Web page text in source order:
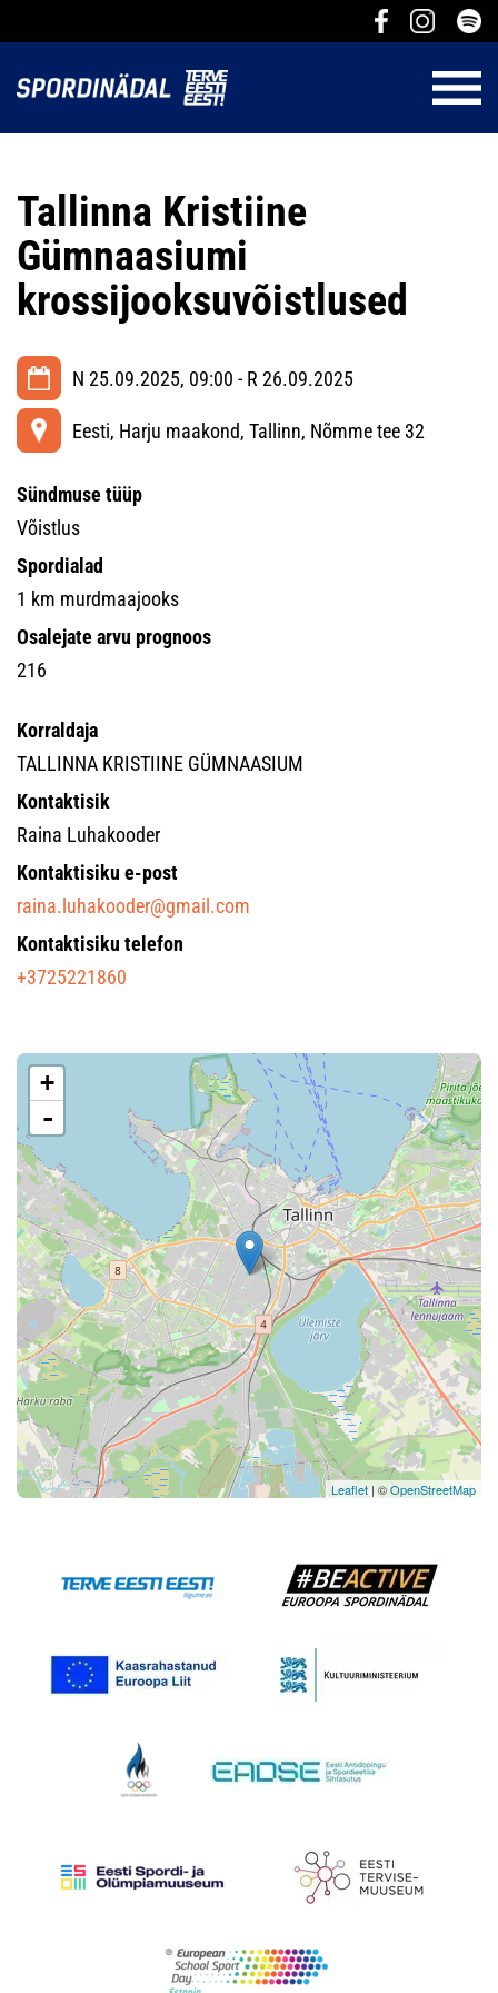
Tallinna Kristiine
Gümnaasiumi
krossijooksuvõistlused
N 25.09.2025, 09:00 - R 26.09.2025
Eesti, Harju maakond, Tallinn, Nõmme tee 32
Sündmuse tüüp
Võistlus
Spordialad
1 km murdmaajooks
Osalejate arvu prognoos
216
Korraldaja
TALLINNA KRISTIINE GÜMNAASIUM
Kontaktisik
Raina Luhakooder
Kontaktisiku e-post
raina.luhakooder@gmail.com
Kontaktisiku telefon
+3725221860
+
-
Leaflet | ©OpenStreetMap